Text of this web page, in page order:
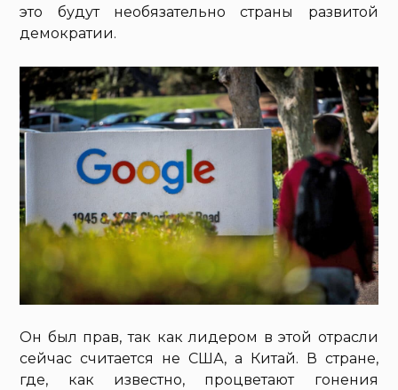
это будут необязательно страны развитой
демократии.
Он был прав, так как лидером в этой отрасли
сейчас считается не США, а Китай. В стране,
где, как известно, процветают гонения